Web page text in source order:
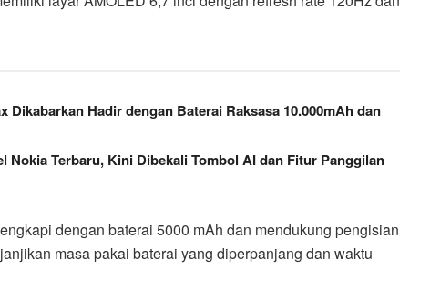
Dikabarkan Hadir dengan Baterai Raksasa 10.000mAh dan
Nokia Terbaru, Kini Dibekali Tombol AI dan Fitur Panggilan
dengan baterai 5000 mAh dan mendukung pengisian
masa pakai baterai yang diperpanjang dan waktu